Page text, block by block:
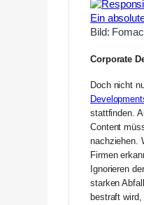
Bild:
Corporate
Doch nicht
stattfinden.
Content
nachziehen.
Firmen
Ignorieren
starken
bestraft